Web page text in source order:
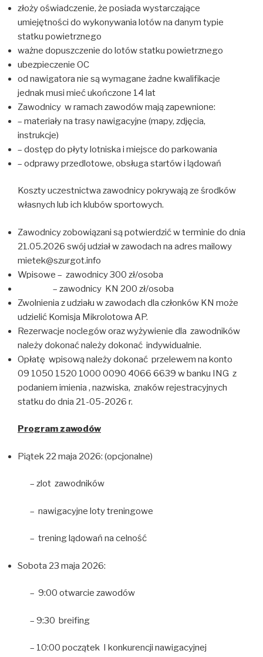
złoży oświadczenie, że posiada wystarczające
umiejętności do wykonywania lotów na danym typie
statku powietrznego
ważne dopuszczenie do lotów statku powietrznego
ubezpieczenie OC
od nawigatora nie są wymagane żadne kwalifikacje
jednak musi mieć ukończone 14 lat
Zawodnicy w ramach zawodów mają zapewnione:
– materiały na trasy nawigacyjne (mapy, zdjęcia,
instrukcje)
– dostęp do płyty lotniska i miejsce do parkowania
– odprawy przedlotowe, obsługa startów i lądowań
Koszty uczestnictwa zawodnicy pokrywają ze środków
własnych lub ich klubów sportowych.
Zawodnicy zobowiązani są potwierdzić w terminie do dnia
21.05.2026 swój udział w zawodach na adres mailowy
mietek@szurgot.info
Wpisowe – zawodnicy 300 zł/osoba
– zawodnicy KN 200 zł/osoba
Zwolnienia z udziału w zawodach dla członków KN może
udzielić Komisja Mikrolotowa AP.
Rezerwacje noclegów oraz wyżywienie dla zawodników
należy dokonać należy dokonać indywidualnie.
Opłatę wpisową należy dokonać przelewem na konto
09 1050 1520 1000 0090 4066 6639 w banku ING z
podaniem imienia , nazwiska, znaków rejestracyjnych
statku do dnia 21-05-2026 r.
Program zawodów
Piątek 22 maja 2026: (opcjonalne)
– zlot zawodników
– nawigacyjne loty treningowe
– trening lądowań na celność
Sobota 23 maja 2026:
– 9:00 otwarcie zawodów
– 9:30 breifing
– 10:00 początek I konkurencji nawigacyjnej